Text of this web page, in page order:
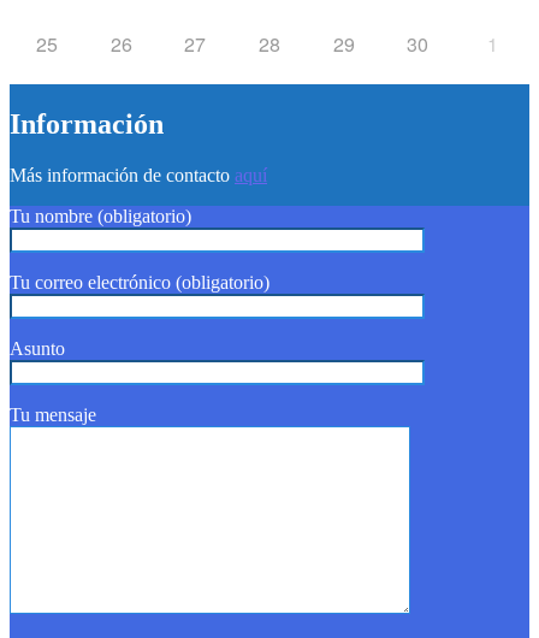
25 26 27 28 29 30 1
Información
Más información de contacto aquí
Tu nombre (obligatorio)
Tu correo electrónico (obligatorio)
Asunto
Tu mensaje